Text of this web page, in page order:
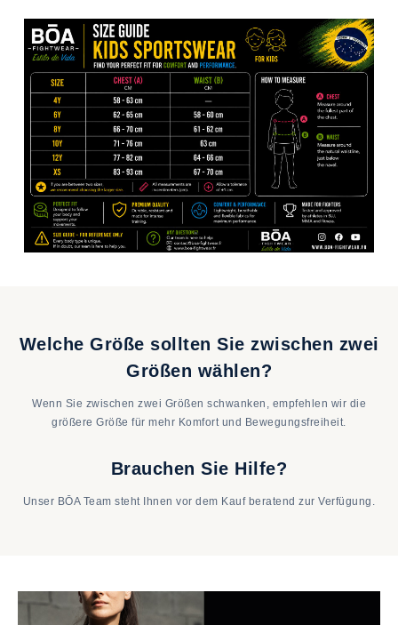
Welche Größe sollten Sie zwischen zwei
Größen wählen?
Wenn Sie zwischen zwei Größen schwanken, empfehlen wir die
größere Größe für mehr Komfort und Bewegungsfreiheit.
Brauchen Sie Hilfe?
Unser BŌA Team steht Ihnen vor dem Kauf beratend zur Verfügung.